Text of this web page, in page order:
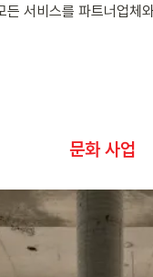
서비스를 파트너업체
문화 사업